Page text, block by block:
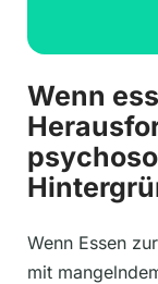
Wenn
Wenn Essen
mit